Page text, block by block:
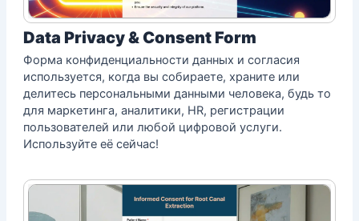
Data Privacy & Consent Form
Форма конфиденциальности данных и согласия
используется, когда вы собираете, храните или
делитесь персональными данными человека, будь то
для маркетинга, аналитики, HR, регистрации
пользователей или любой цифровой услуги.
Используйте её сейчас!